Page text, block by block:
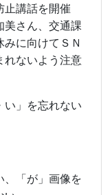
止講話を開催
美さん、交通課
に向けてＳＮ
れないよう注意
い」を忘れない
「が」画像を